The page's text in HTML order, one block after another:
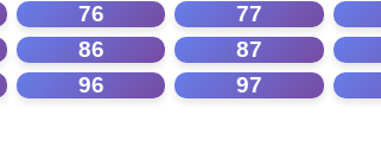
76 77
86 87
96 97